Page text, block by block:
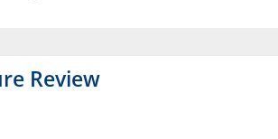
Review